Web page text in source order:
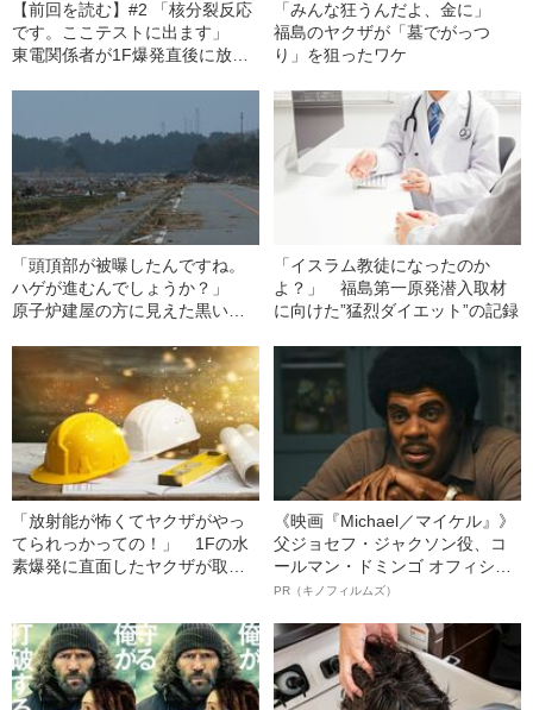
【前回を読む】#2 「核分裂反応
です。ここテストに出ます」
東電関係者が1F爆発直後に放っ
「みんな狂うんだよ、金に」
福島のヤクザが「墓でがっつ
り」を狙ったワケ
「頭頂部が被曝したんですね。
ハゲが進むんでしょうか？」
原子炉建屋の方に見えた黒い煙
「イスラム教徒になったのか
よ？」 福島第一原発潜入取材
に向けた”猛烈ダイエット”の記録
「放射能が怖くてヤクザがやっ
てられっかっての！」 1Fの水
素爆発に直面したヤクザが取っ
《映画『Michael／マイケル』》
父ジョセフ・ジャクソン役、コ
ールマン・ドミンゴ オフィシャ
ルインタビュー“観客を魅了した
語る”《日本興収70億円突破》
PR（キノフィルムズ）